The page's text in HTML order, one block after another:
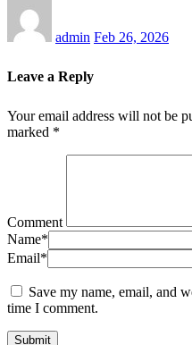
admin Feb 26, 2026
Leave a Reply
Your email address will not be
marked *
Comment
Name*
Email*
Save my name, email, and
time I comment.